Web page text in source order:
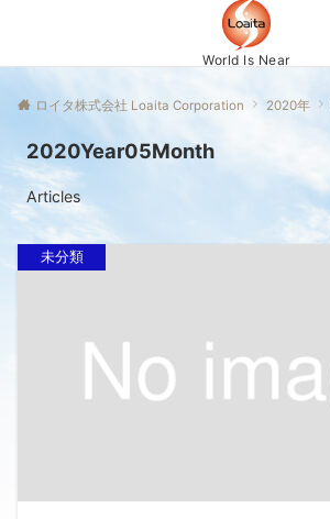
World Is Near
ロイタ株式会社 Loaita Corporation 2020年
2020Year05Month
Articles
未分類